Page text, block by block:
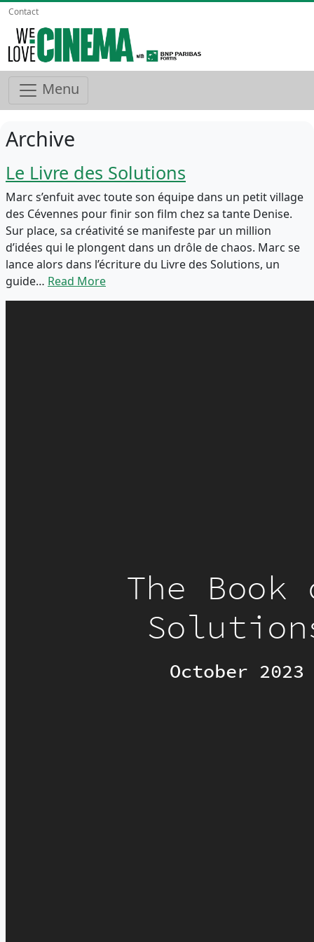
Contact
Menu
Archive
Le Livre des Solutions
Marc s’enfuit avec toute son équipe dans un petit village
des Cévennes pour finir son film chez sa tante Denise.
Sur place, sa créativité se manifeste par un million
d’idées qui le plongent dans un drôle de chaos. Marc se
lance alors dans l’écriture du Livre des Solutions, un
guide… Read More